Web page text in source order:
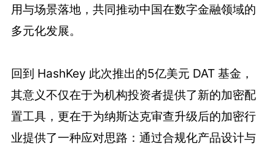
用与场景落地，共同推动中国在数字金融领域的
多元化发展。
回到 HashKey 此次推出的5亿美元 DAT 基金，
其意义不仅在于为机构投资者提供了新的加密配
置工具，更在于为纳斯达克审查升级后的加密行
业提供了一种应对思路：通过合规化产品设计与